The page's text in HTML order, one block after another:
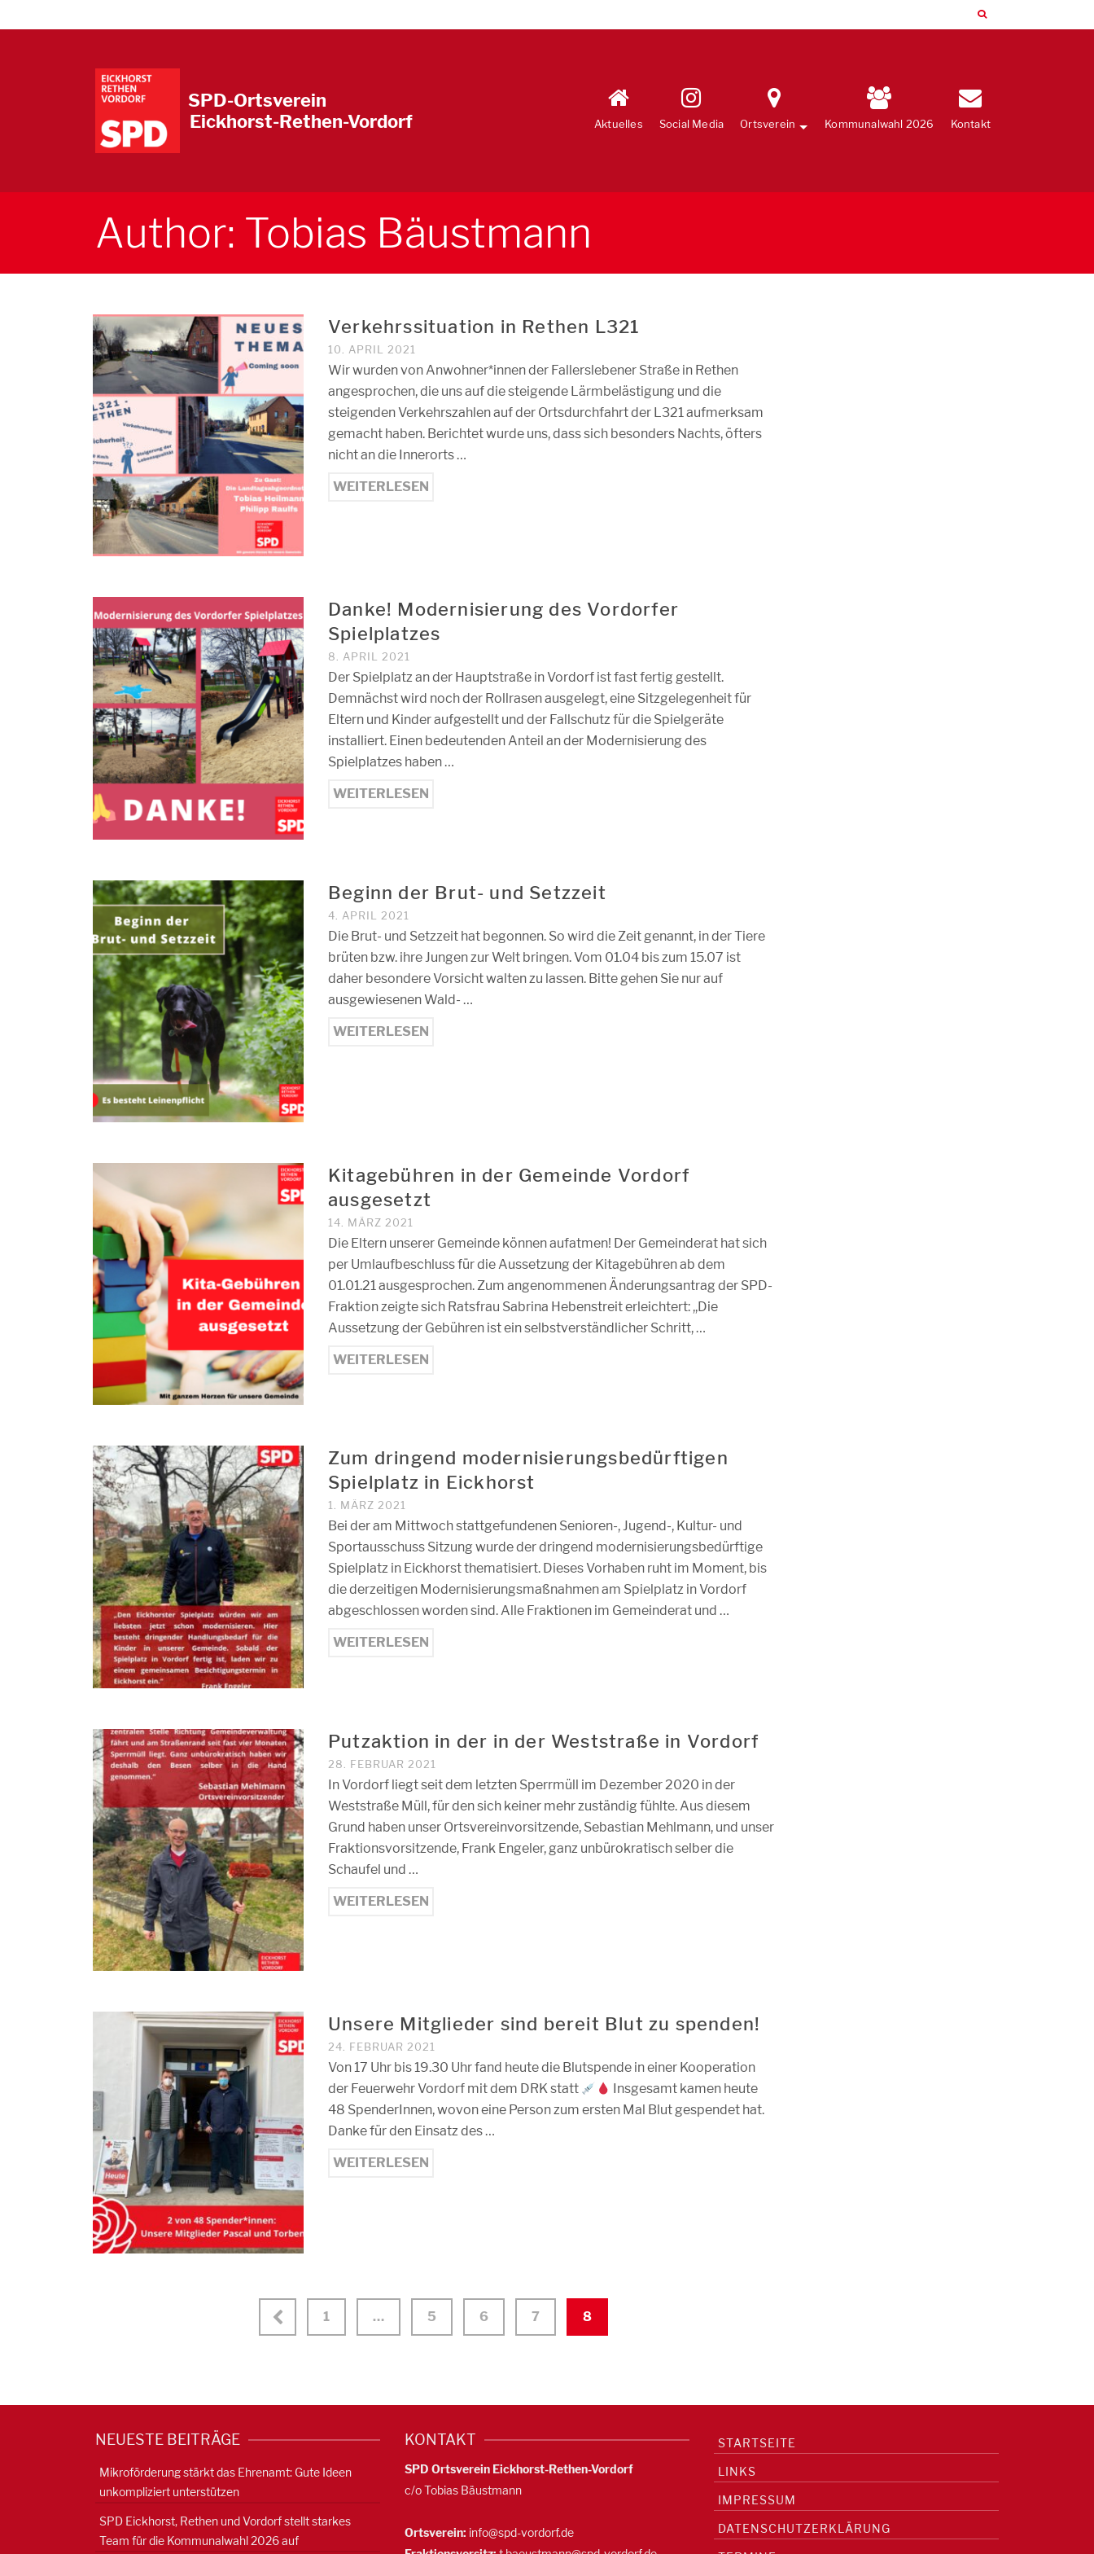
SPD-Ortsverein
Eickhorst-Rethen-Vordorf
Aktuelles Social Media Ortsverein Kommunalwahl 2026 Kontakt
Author: Tobias Bäustmann
Verkehrssituation in Rethen L321
10. APRIL 2021
Wir wurden von Anwohner*innen der Fallerslebener Straße in Rethen
angesprochen, die uns auf die steigende Lärmbelästigung und die
steigenden Verkehrszahlen auf der Ortsdurchfahrt der L321 aufmerksam
gemacht haben. Berichtet wurde uns, dass sich besonders Nachts, öfters
nicht an die Innerorts …
WEITERLESEN
Danke! Modernisierung des Vordorfer
Spielplatzes
8. APRIL 2021
Der Spielplatz an der Hauptstraße in Vordorf ist fast fertig gestellt.
Demnächst wird noch der Rollrasen ausgelegt, eine Sitzgelegenheit für
Eltern und Kinder aufgestellt und der Fallschutz für die Spielgeräte
installiert. Einen bedeutenden Anteil an der Modernisierung des
Spielplatzes haben …
WEITERLESEN
Beginn der Brut- und Setzzeit
4. APRIL 2021
Die Brut- und Setzzeit hat begonnen. So wird die Zeit genannt, in der Tiere
brüten bzw. ihre Jungen zur Welt bringen. Vom 01.04 bis zum 15.07 ist
daher besondere Vorsicht walten zu lassen. Bitte gehen Sie nur auf
ausgewiesenen Wald- …
WEITERLESEN
Kitagebühren in der Gemeinde Vordorf
ausgesetzt
14. MÄRZ 2021
Die Eltern unserer Gemeinde können aufatmen! Der Gemeinderat hat sich
per Umlaufbeschluss für die Aussetzung der Kitagebühren ab dem
01.01.21 ausgesprochen. Zum angenommenen Änderungsantrag der SPD-
Fraktion zeigte sich Ratsfrau Sabrina Hebenstreit erleichtert: ,,Die
Aussetzung der Gebühren ist ein selbstverständlicher Schritt, …
WEITERLESEN
Zum dringend modernisierungsbedürftigen
Spielplatz in Eickhorst
1. MÄRZ 2021
Bei der am Mittwoch stattgefundenen Senioren-, Jugend-, Kultur- und
Sportausschuss Sitzung wurde der dringend modernisierungsbedürftige
Spielplatz in Eickhorst thematisiert. Dieses Vorhaben ruht im Moment, bis
die derzeitigen Modernisierungsmaßnahmen am Spielplatz in Vordorf
abgeschlossen worden sind. Alle Fraktionen im Gemeinderat und …
WEITERLESEN
Putzaktion in der in der Weststraße in Vordorf
28. FEBRUAR 2021
In Vordorf liegt seit dem letzten Sperrmüll im Dezember 2020 in der
Weststraße Müll, für den sich keiner mehr zuständig fühlte. Aus diesem
Grund haben unser Ortsvereinvorsitzende, Sebastian Mehlmann, und unser
Fraktionsvorsitzende, Frank Engeler, ganz unbürokratisch selber die
Schaufel und …
WEITERLESEN
Unsere Mitglieder sind bereit Blut zu spenden!
24. FEBRUAR 2021
Von 17 Uhr bis 19.30 Uhr fand heute die Blutspende in einer Kooperation
der Feuerwehr Vordorf mit dem DRK statt
Insgesamt kamen heute
48 SpenderInnen, wovon eine Person zum ersten Mal Blut gespendet hat.
Danke für den Einsatz des …
WEITERLESEN
1 … 5 6 7 8
NEUESTE BEITRÄGE
Mikroförderung stärkt das Ehrenamt: Gute Ideen
unkompliziert unterstützen
SPD Eickhorst, Rethen und Vordorf stellt starkes
Team für die Kommunalwahl 2026 auf
KONTAKT
SPD Ortsverein Eickhorst-Rethen-Vordorf
c/o Tobias Bäustmann
Ortsverein: info@spd-vordorf.de
STARTSEITE
LINKS
IMPRESSUM
DATENSCHUTZERKLÄRUNG